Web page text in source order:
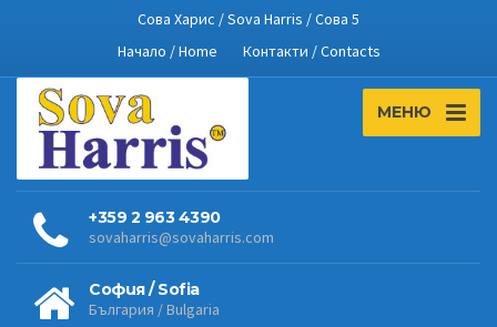
Сова Харис / Sova Harris / Сова 5
Начало / Home
Контакти / Contacts
МЕНЮ
+359 2 963 4390
sovaharris@sovaharris.com
София / Sofia
България / Bulgaria